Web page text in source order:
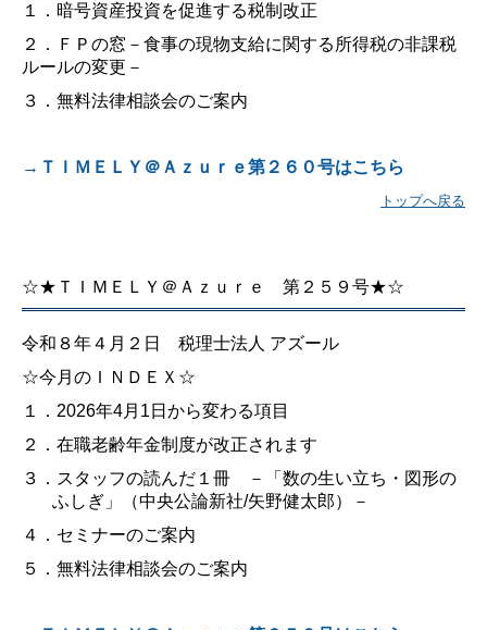
１．暗号資産投資を促進する税制改正
２．ＦＰの窓－食事の現物支給に関する所得税の非課税
ルールの変更－
３．無料法律相談会のご案内
→ＴＩＭＥＬＹ＠Ａｚｕｒｅ第２６０号はこちら
トップへ戻る
☆★ＴＩＭＥＬＹ＠Ａｚｕｒｅ 第２５９号★☆
令和８年４月２日 税理士法人 アズール
☆今月のＩＮＤＥＸ☆
１． 2026年4月 1 日から変わる項目
２．在職老齢年金制度が改正されます
３． スタッフの読んだ１冊 －「数の生い立ち・図形の
ふしぎ」（中央公論新社/矢野健太郎）－
４．セミナーのご案内
５．無料法律相談会のご案内